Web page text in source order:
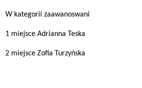
W kategorii zaawanoswani
1 miejsce Adrianna Teska
2 miejsce Zofia Turzyńska